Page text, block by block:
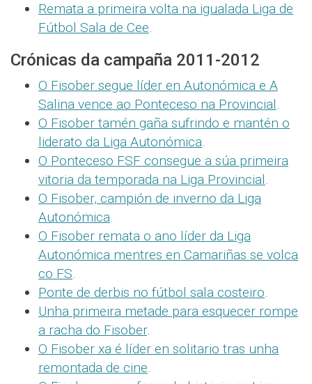
Remata a primeira volta na igualada Liga de
Fútbol Sala de Cee.
Crónicas da campaña 2011-2012
O Fisober segue líder en Autonómica e A
Salina vence ao Ponteceso na Provincial.
O Fisober tamén gaña sufrindo e mantén o
liderato da Liga Autonómica.
O Ponteceso FSF consegue a súa primeira
vitoria da temporada na Liga Provincial.
O Fisober, campión de inverno da Liga
Autonómica.
O Fisober remata o ano líder da Liga
Autonómica mentres en Camariñas se volca
co FS.
Ponte de derbis no fútbol sala costeiro.
Unha primeira metade para esquecer rompe
a racha do Fisober.
O Fisober xa é líder en solitario tras unha
remontada de cine.